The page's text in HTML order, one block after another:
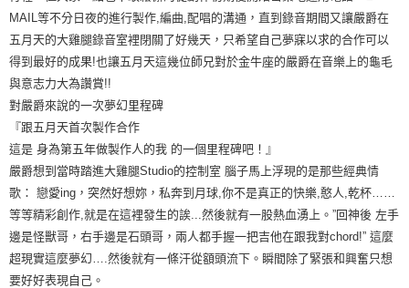
MAIL等不分日夜的進行製作,編曲,配唱的溝通，直到錄音期間又讓嚴爵在
五月天的大雞腿錄音室裡閉關了好幾天，只希望自己夢寐以求的合作可以
得到最好的成果!也讓五月天這幾位師兄對於金牛座的嚴爵在音樂上的龜毛
與意志力大為讚賞!!
對嚴爵來說的一次夢幻里程碑
『跟五月天首次製作合作
這是 身為第五年做製作人的我 的一個里程碑吧！』
嚴爵想到當時踏進大雞腿Studio的控制室 腦子馬上浮現的是那些經典情
歌： 戀愛ing，突然好想妳，私奔到月球,你不是真正的快樂,憨人,乾杯……
等等精彩創作,就是在這裡發生的誒...然後就有一股熱血湧上。”回神後 左手
邊是怪獸哥，右手邊是石頭哥，兩人都手握一把吉他在跟我對chord!” 這麼
超現實這麼夢幻….然後就有一條汗從額頭流下。瞬間除了緊張和興奮只想
要好好表現自己。